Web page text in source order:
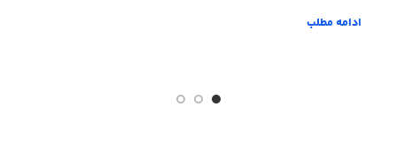
ادامه مطلب